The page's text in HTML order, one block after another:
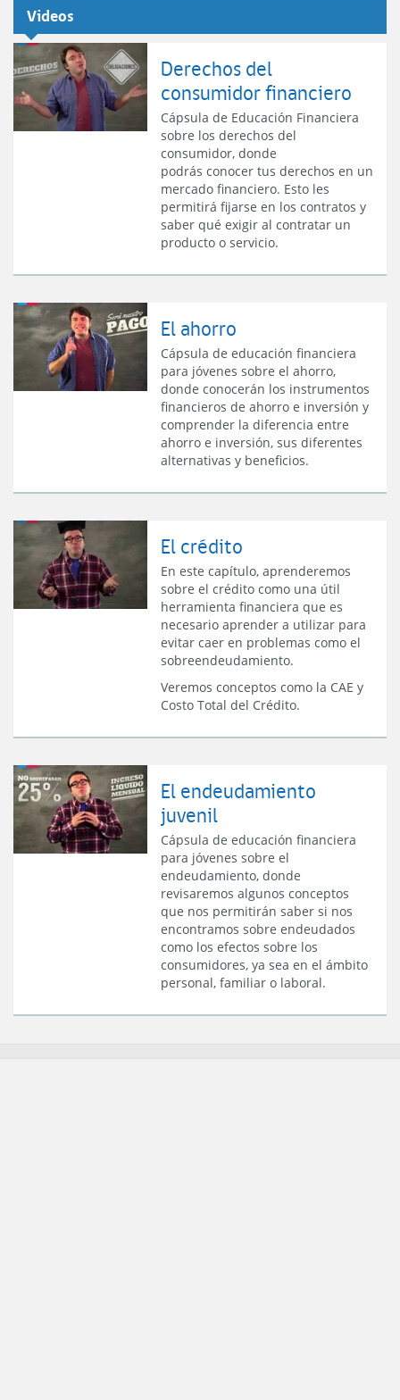
Videos
Derechos del
consumidor financiero
Cápsula de Educación Financiera
sobre los derechos del
consumidor, donde
podrás conocer tus derechos en un
mercado financiero. Esto les
permitirá fijarse en los contratos y
saber qué exigir al contratar un
producto o servicio.
El ahorro
Cápsula de educación financiera
para jóvenes sobre el ahorro,
donde conocerán los instrumentos
financieros de ahorro e inversión y
comprender la diferencia entre
ahorro e inversión, sus diferentes
alternativas y beneficios.
El crédito
En este capítulo, aprenderemos
sobre el crédito como una útil
herramienta financiera que es
necesario aprender a utilizar para
evitar caer en problemas como el
sobreendeudamiento.
Veremos conceptos como la CAE y
Costo Total del Crédito.
El endeudamiento
juvenil
Cápsula de educación financiera
para jóvenes sobre el
endeudamiento, donde
revisaremos algunos conceptos
que nos permitirán saber si nos
encontramos sobre endeudados
como los efectos sobre los
consumidores, ya sea en el ámbito
personal, familiar o laboral.